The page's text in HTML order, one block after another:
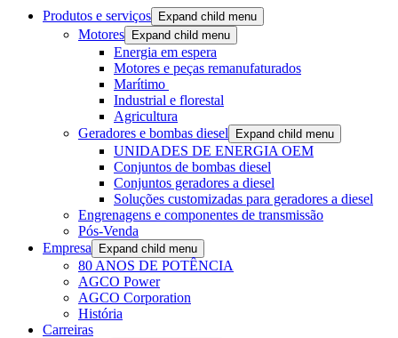
Produtos e serviços Expand child menu
Motores Expand child menu
Energia em espera
Motores e peças remanufaturados
Marítimo
Industrial e florestal
Agricultura
Geradores e bombas diesel
Expand child menu
UNIDADES DE ENERGIA OEM
Conjuntos de bombas diesel
Conjuntos geradores a diesel
Soluções customizadas para geradores a diesel
Engrenagens e componentes de transmissão
Pós-Venda
Empresa
Expand child menu
80 ANOS DE POTÊNCIA
AGCO Power
AGCO Corporation
História
Carreiras